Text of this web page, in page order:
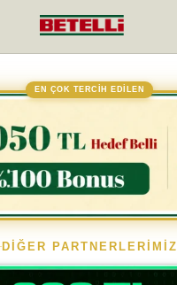
EN ÇOK TERCİH EDİLEN
DİĞER PARTNERLERİMİZ